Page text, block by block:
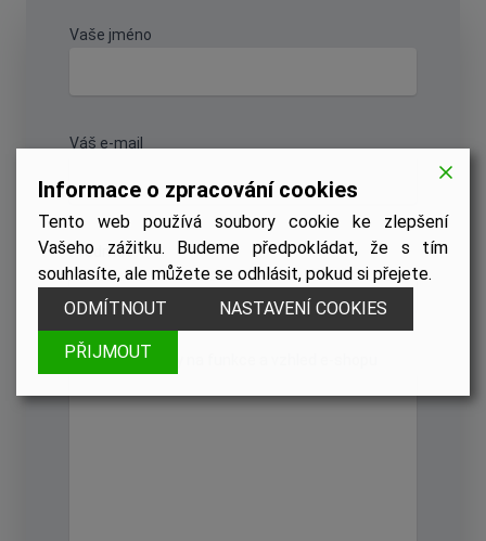
Vaše jméno
Váš e-mail
Předmět
Vaše požadavky na funkce a vzhled e-shopu
Informace o zpracování cookies
Tento web používá soubory cookie ke zlepšení
Vašeho zážitku. Budeme předpokládat, že s tím
souhlasíte, ale můžete se odhlásit, pokud si přejete.
ODMÍTNOUT
NASTAVENÍ COOKIES
PŘIJMOUT